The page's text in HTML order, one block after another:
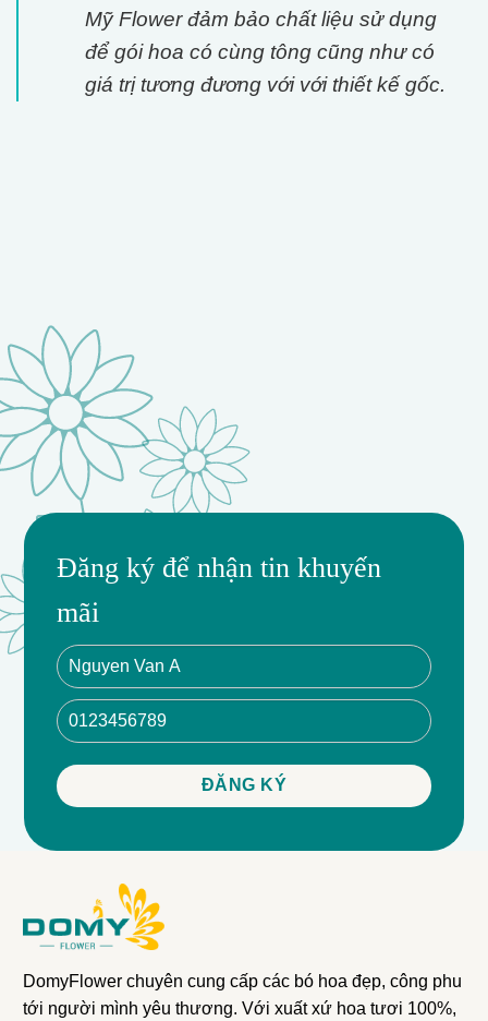
Mỹ Flower đảm bảo chất liệu sử dụng
để gói hoa có cùng tông cũng như có
giá trị tương đương với với thiết kế gốc.
Đăng ký để nhận tin khuyến
mãi
DomyFlower chuyên cung cấp các bó hoa đẹp, công phu
tới người mình yêu thương. Với xuất xứ hoa tươi 100%,